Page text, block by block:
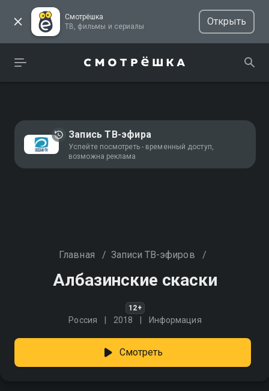
Смотрёшка
ТВ, фильмы и сериалы
Открыть
Запись ТВ-эфира
Успейте посмотреть - временный доступ,
возможна реклама
Главная / Записи ТВ-эфиров /
Албазинские скаски
12+
Россия 2018 Информация
Смотреть